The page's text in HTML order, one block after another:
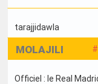
tarajjidawla
MOLAJILI
Officiel : le Real